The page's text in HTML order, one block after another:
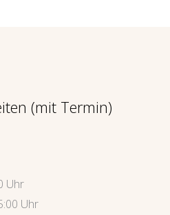
(mit Termin)
Uhr
Uhr